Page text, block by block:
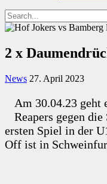
2 x
News 27. April 2023
Am 30.04.23 geht
Reapers gegen
ersten Spiel in der
Off ist in